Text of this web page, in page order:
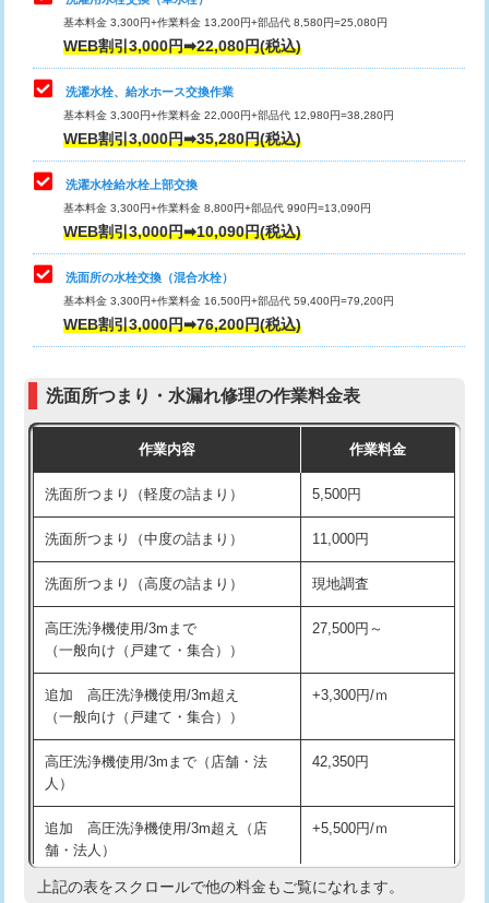
管・ポリ管・HT管使用/3ｍ超え)
排水管工事（土の掘削・埋め戻し作
業）
排水管工事（排水管工事/3ｍまで） 55,000円
排水管工事（追加 排水管工事/3ｍ超
え）
マス交換（土の掘削・埋め戻し作業）
マス交換（深さ50㎝未満）
マス交換（深さ50㎝以上）
モルタル補修（厚さ10㎝まで） 27,500円
モルタル補修（厚さ10㎝超え） 38,500円
洗面台設置 38,500円
バスタブ設置 現場見積
追加人工 16,500円
廃棄・処分
※給水管工事は20mmまでの価格です。
止水・漏水調査・防水処理・清掃・修
理・調整・分解・加工など（重作業）
33,000円
キッチンタンク脱着
その他部品の脱着
交換・取付（タンク）
交換・取付(単水栓（壁付・デッキ
式）)
交換・取付(混合水栓（壁付・デッキ
式・ワンホール）)
16,500円+材料費
（P/S/ポップアップ））
交換・取付（その他部品） 11,000円+材料費
持込商品取付（単水栓） 13,200円
持込商品取付（混合水栓） 16,500円
持込商品取付（浄水器・分岐水栓） 16,500円
給水管工事※（ホール加工) 16,500円
給水管工事※（バンド止め)
給水管工事※（支持金具設置) 5,500円
給水管工事※（保温材使用（バンド止
め込み）)
5,500円
給水管工事※（土の掘削・埋め戻し作
業)
11,000円
給水管工事※（塩ビ管（VP・HI）使
用/3ｍまで)
基本料金 3,300円+作業料金 13,200円+部品代 8,580円=25,080円
WEB割引3,000円➡22,080円(税込)
洗濯水栓、給水ホース交換作業
基本料金 3,300円+作業料金 22,000円+部品代 12,980円=38,280円
WEB割引3,000円➡35,280円(税込)
洗濯水栓給水栓上部交換
基本料金 3,300円+作業料金 8,800円+部品代 990円=13,090円
WEB割引3,000円➡10,090円(税込)
洗面所の水栓交換（混合水栓）
基本料金 3,300円+作業料金 16,500円+部品代 59,400円=79,200円
WEB割引3,000円➡76,200円(税込)
洗面所つまり・水漏れ修理の作業料金表
作業内容 作業料金
洗面所つまり（軽度の詰まり） 5,500円
洗面所つまり（中度の詰まり） 11,000円
洗面所つまり（高度の詰まり） 現地調査
高圧洗浄機使用/3mまで
（一般向け（戸建て・集合））
27,500円～
追加 高圧洗浄機使用/3m超え
（一般向け（戸建て・集合））
+3,300円/ｍ
高圧洗浄機使用/3mまで（店舗・法
人）
42,350円
追加 高圧洗浄機使用/3m超え（店
舗・法人）
+5,500円/ｍ
高度高圧洗浄換 現地調査
上記の表をスクロールで他の料金もご覧になれます。